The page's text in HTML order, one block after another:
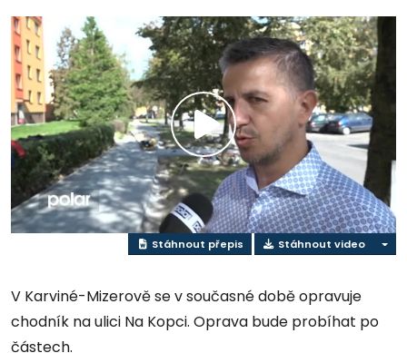
Přehrát
video
Stáhnout přepis Stáhnout video
V Karviné-Mizerově se v současné době opravuje
chodník na ulici Na Kopci. Oprava bude probíhat po
částech.